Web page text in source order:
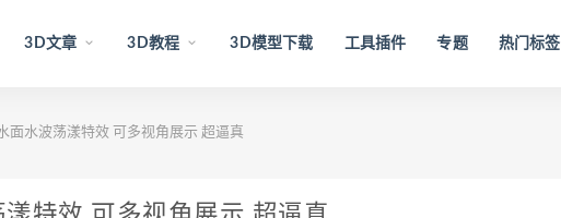
3D文章 3D教程 3D模型下载 工具插件 专题 热门标签
面水波荡漾特效 可多视角展示 超逼真